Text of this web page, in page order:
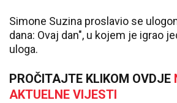
Simone Suzina proslavio se
dana: Ovaj dan", u kojem je igrao
uloga.
PROČITAJTE KLIKOM OVDJE
AKTUELNE VIJESTI